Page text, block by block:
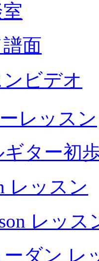
面
ビデオ
レッスン
ター初
レッスン
レッス
ーダン レ